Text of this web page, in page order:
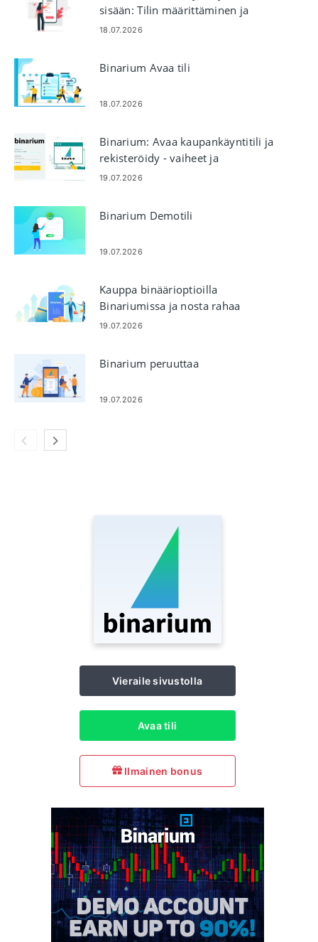
sisään: Tilin määrittäminen ja
käyttö
18.07.2026
Binarium Avaa tili
18.07.2026
Binarium: Avaa kaupankäyntitili ja
rekisteröidy - vaiheet ja
vaatimukset
19.07.2026
Binarium Demotili
19.07.2026
Kauppa binäärioptioilla
Binariumissa ja nosta rahaa
19.07.2026
Binarium peruuttaa
19.07.2026
Vieraile sivustolla
Avaa tili
Ilmainen bonus